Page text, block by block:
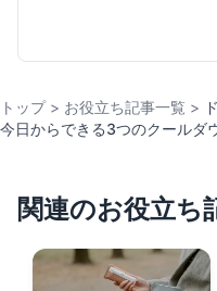
トップ > お役立ち記事一覧 >
今日からできる3つのクールダ
関連のお役立ち